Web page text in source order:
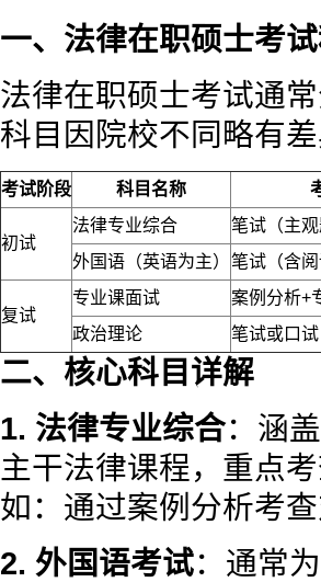
一、法律在职硕士考
法律在职硕士考试通
科目因院校不同略有
考试阶段 科目名称
初试
法律专业综合
笔试（主
外国语（英语为主） 笔试（含
复试
专业课面试
案例分析+
政治理论
笔试或口试
二、核心科目详解
1. 法律专业综合：涵
主干法律课程，重点
如：通过案例分析考
2. 外国语考试：通常